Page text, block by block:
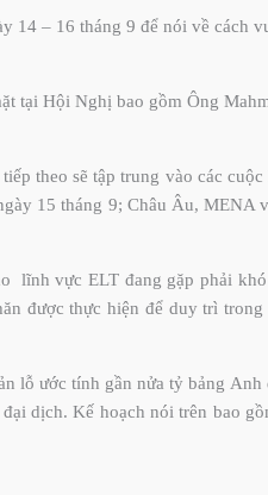
– 16 tháng 9 để nói về cách
tại Hội Nghị bao gồm Ông
theo sẽ tập trung vào các cuộc
15 tháng 9; Châu Âu, MENA
lĩnh vực ELT đang gặp phải
được thực hiện để duy trì trong
lỗ ước tính gần nửa tỷ bảng Anh
dịch. Kế hoạch nói trên bao